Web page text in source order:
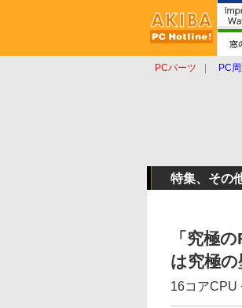
PCパーツ PC
特集、その
「究極
は究極
16コアCPU